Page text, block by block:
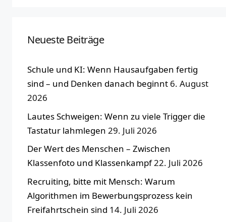
Neueste Beiträge
Schule und KI: Wenn Hausaufgaben fertig
sind – und Denken danach beginnt 6. August
2026
Lautes Schweigen: Wenn zu viele Trigger die
Tastatur lahmlegen 29. Juli 2026
Der Wert des Menschen – Zwischen
Klassenfoto und Klassenkampf22. Juli 2026
Recruiting, bitte mit Mensch: Warum
Algorithmen im Bewerbungsprozess kein
Freifahrtschein sind 14. Juli 2026